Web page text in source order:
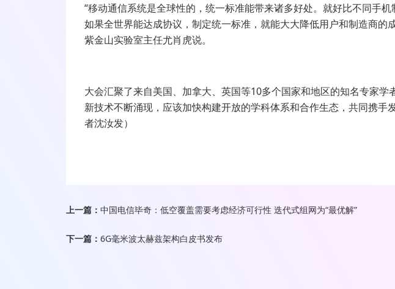
“移动通信系统是全球性的，统一标准能带来诸多好处。就好比不同手机
如果全世界能达成协议，制定统一标准，就能大大降低用户和制造商的
紫金山实验室主任尤肖虎说。
大会汇聚了来自美国、加拿大、英国等10多个国家和地区的知名专家学
新技术不断涌现，应该加快构建开放的学科体系和合作生态，共同携手
者沈汝发）
上一篇： 中国电信毕奇：低空覆盖需要考虑经济可行性 迭代式组网为“最优解”
下一篇： 6G毫米波太赫兹架构白皮书发布